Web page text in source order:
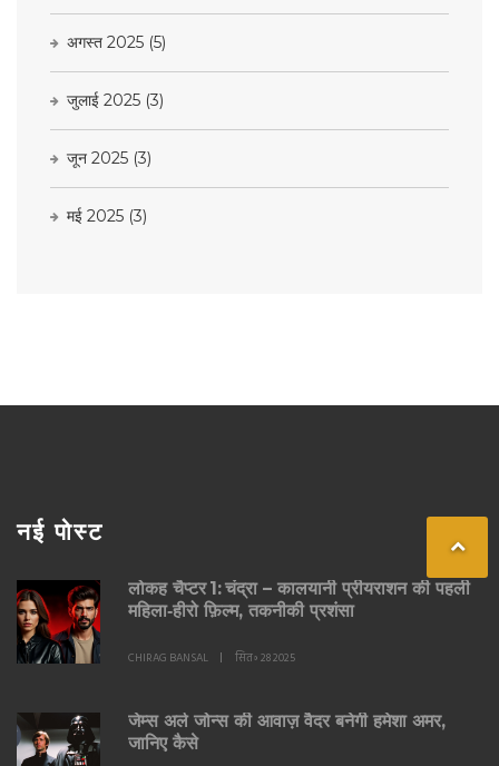
अगस्त 2025 (5)
जुलाई 2025 (3)
जून 2025 (3)
मई 2025 (3)
नई पोस्ट
लोकह चैप्टर 1: चंद्रा – कालयानी प्रीयराशन की पहली
महिला‑हीरो फ़िल्म, तकनीकी प्रशंसा
CHIRAG BANSAL सित॰ 28 2025
जेम्स अर्ल जोन्स की आवाज़ वैदर बनेगी हमेशा अमर,
जानिए कैसे